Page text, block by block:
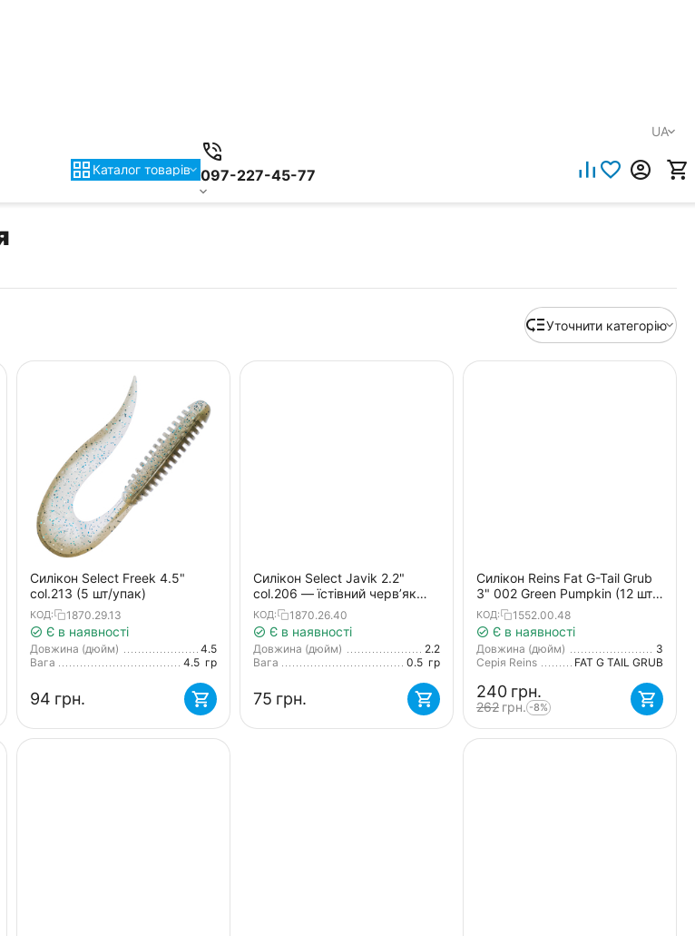
UA
Каталог товарiв 097-227-45-77
Уточнити категорію
Силікон Select Freek 4.5"
col.213 (5 шт/упак)
КОД: 1870.29.13
Є в наявності
Довжина (дюйм)
4.5
Вага
4.5 гр
‍94‍ грн.
Силікон Select Javik 2.2"
col.206 — їстівний черв’як
для окуня та нано-джигу (7
шт.)
КОД: 1870.26.40
Є в наявності
Довжина (дюйм)
2.2
Вага
0.5 гр
‍75‍ грн.
Силікон Reins Fat G-Tail Grub
3" 002 Green Pumpkin (12 шт/
уп.)
КОД: 1552.00.48
Є в наявності
Довжина (дюйм)
3
Серія Reins
FAT G TAIL GRUB
‍240‍ грн.
‍262‍ грн. -8%